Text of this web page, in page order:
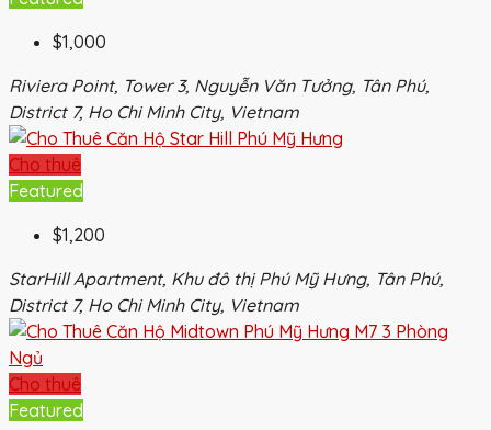
$1,000
Riviera Point, Tower 3, Nguyễn Văn Tưởng, Tân Phú,
District 7, Ho Chi Minh City, Vietnam
Cho thuê
Featured
$1,200
StarHill Apartment, Khu đô thị Phú Mỹ Hưng, Tân Phú,
District 7, Ho Chi Minh City, Vietnam
Cho thuê
Featured